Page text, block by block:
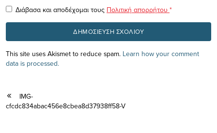
Διάβασα και αποδέχομαι τους Πολιτική απορρήτου *
This site uses Akismet to reduce spam. Learn how your comment
data is processed.
IMG-
cfcdc834abac456e8cbea8d37938ff58-V